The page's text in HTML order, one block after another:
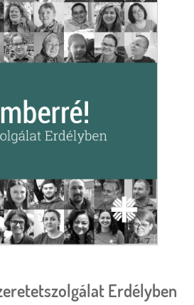
Erdélyben